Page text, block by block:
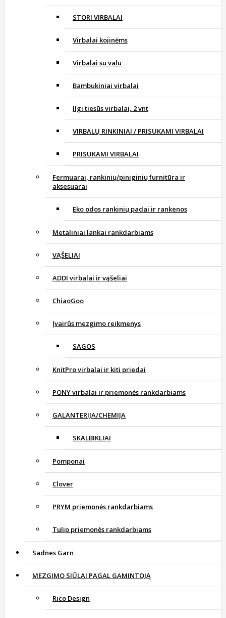
STORI VIRBALAI
Virbalai kojinėms
Virbalai su valu
Bambukiniai virbalai
Ilgi tiesūs virbalai, 2 vnt
VIRBALŲ RINKINIAI / PRISUKAMI VIRBALAI
PRISUKAMI VIRBALAI
Fermuarai, rankinių/piniginių furnitūra ir
aksesuarai
Eko odos rankinių padai ir rankenos
Metaliniai lankai rankdarbiams
VĄŠELIAI
ADDI virbalai ir vąšeliai
ChiaoGoo
Įvairūs mezgimo reikmenys
SAGOS
KnitPro virbalai ir kiti priedai
PONY virbalai ir priemonės rankdarbiams
GALANTERIJA/CHEMIJA
SKALBIKLIAI
Pomponai
Clover
PRYM priemonės rankdarbiams
Tulip priemonės rankdarbiams
Sadnes Garn
MEZGIMO SIŪLAI PAGAL GAMINTOJĄ
Rico Design